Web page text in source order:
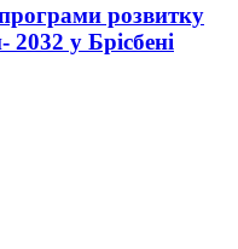
розвитку
у Брісбені